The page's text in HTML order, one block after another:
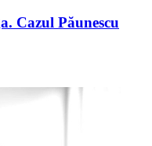
Cazul Păunescu